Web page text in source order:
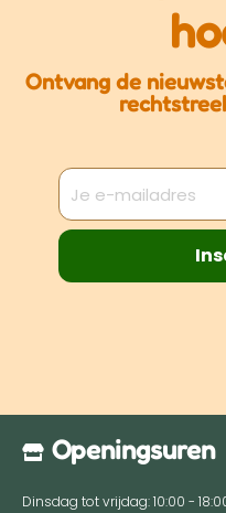
Rustmomenten thuis
Afleiding tijdens
Productdetails
❄️ Vriezerbestendig
🐶 Geschikt voor
formaten
Goed om te weten
Ontvang de
Openingsuren
Dinsdag tot vrijdag: 10:00 -